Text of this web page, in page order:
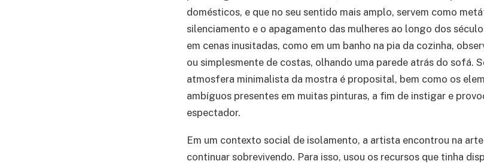
domésticos, e que no seu sentido mais amplo, servem como
silenciamento e o apagamento das mulheres ao longo dos
em cenas inusitadas, como em um banho na pia da cozinha,
ou simplesmente de costas, olhando uma parede atrás do sofá.
atmosfera minimalista da mostra é proposital, bem como os
ambíguos presentes em muitas pinturas, a fim de instigar e
espectador.
Em um contexto social de isolamento, a artista encontrou na
continuar sobrevivendo. Para isso, usou os recursos que tinha